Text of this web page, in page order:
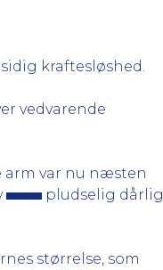
kraftesløshed.
vedvarende
arm var nu næsten
pludselig dårlig
størrelse, som